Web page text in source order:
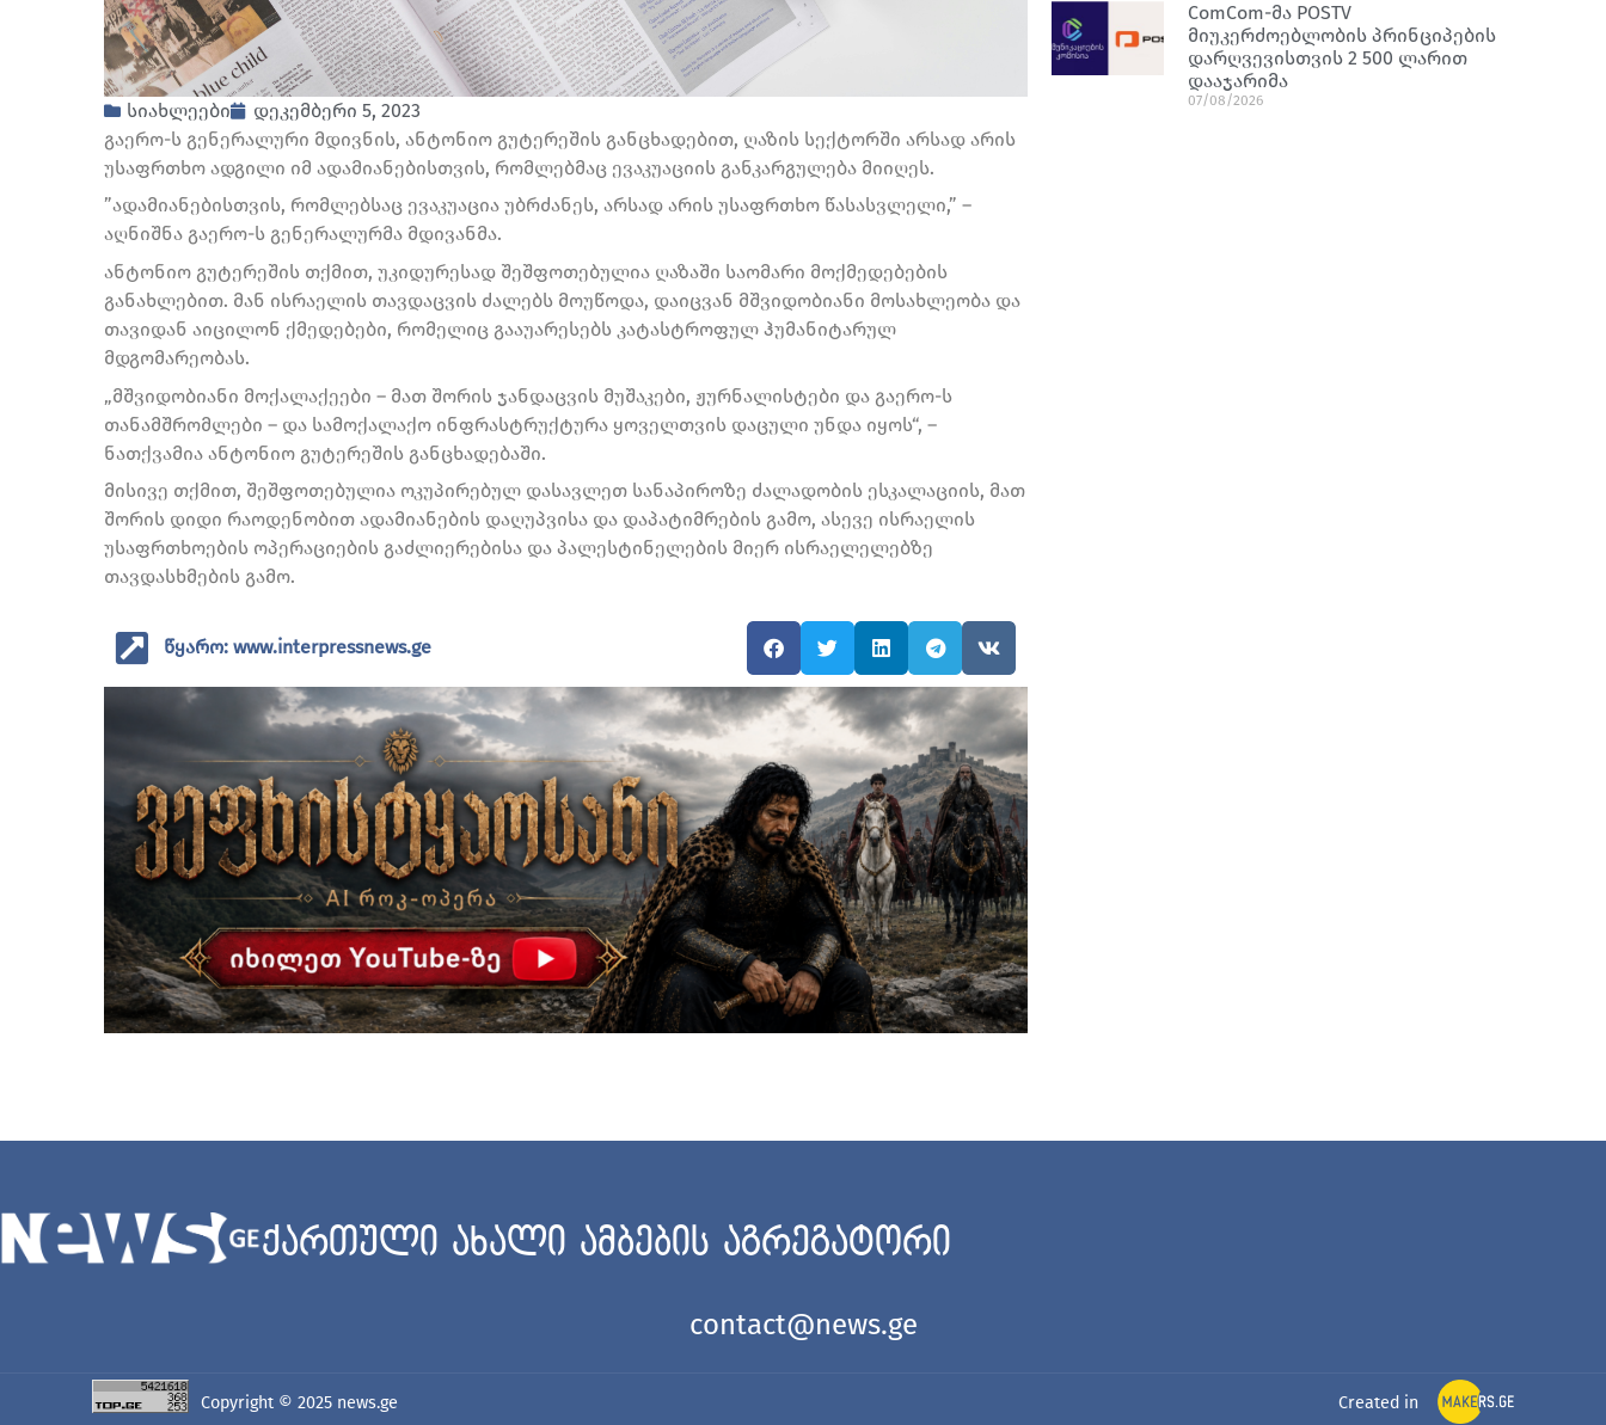
სიახლეები
დეკემბერი 5, 2023
გაერო-ს გენერალური მდივნის, ანტონიო გუტერეშის განცხადებით, ღაზის სექტორში არსად არის
უსაფრთხო ადგილი იმ ადამიანებისთვის, რომლებმაც ევაკუაციის განკარგულება მიიღეს.
”ადამიანებისთვის, რომლებსაც ევაკუაცია უბრძანეს, არსად არის უსაფრთხო წასასვლელი,” –
აღნიშნა გაერო-ს გენერალურმა მდივანმა.
ანტონიო გუტერეშის თქმით, უკიდურესად შეშფოთებულია ღაზაში საომარი მოქმედებების
განახლებით. მან ისრაელის თავდაცვის ძალებს მოუწოდა, დაიცვან მშვიდობიანი მოსახლეობა და
თავიდან აიცილონ ქმედებები, რომელიც გააუარესებს კატასტროფულ ჰუმანიტარულ
მდგომარეობას.
„მშვიდობიანი მოქალაქეები – მათ შორის ჯანდაცვის მუშაკები, ჟურნალისტები და გაერო-ს
თანამშრომლები – და სამოქალაქო ინფრასტრუქტურა ყოველთვის დაცული უნდა იყოს“, –
ნათქვამია ანტონიო გუტერეშის განცხადებაში.
მისივე თქმით, შეშფოთებულია ოკუპირებულ დასავლეთ სანაპიროზე ძალადობის ესკალაციის, მათ
შორის დიდი რაოდენობით ადამიანების დაღუპვისა და დაპატიმრების გამო, ასევე ისრაელის
უსაფრთხოების ოპერაციების გაძლიერებისა და პალესტინელების მიერ ისრაელელებზე
თავდასხმების გამო.
წყარო: www.interpressnews.ge
ComCom-მა POSTV
მიუკერძოებლობის პრინციპების
დარღვევისთვის 2 500 ლარით
დააჯარიმა
07/08/2026
ქართული ახალი ამბების აგრეგატორი
contact@news.ge
Copyright © 2025 news.ge Created in